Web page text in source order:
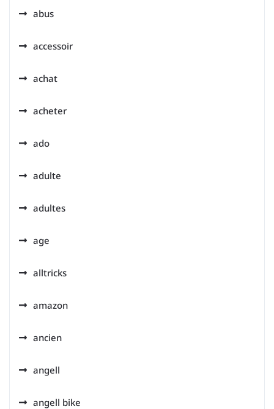
abus
accessoir
achat
acheter
ado
adulte
adultes
age
alltricks
amazon
ancien
angell
angell bike